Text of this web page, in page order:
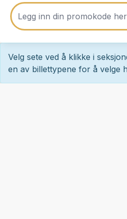
Velg sete ved å klikke i
en av billettypene for å velge